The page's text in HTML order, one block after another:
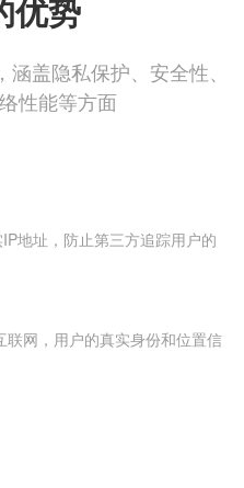
优势
盖隐私保护、安全性、
性能等方面
地址，防止第三方追踪用户的
联网，用户的真实身份和位置信